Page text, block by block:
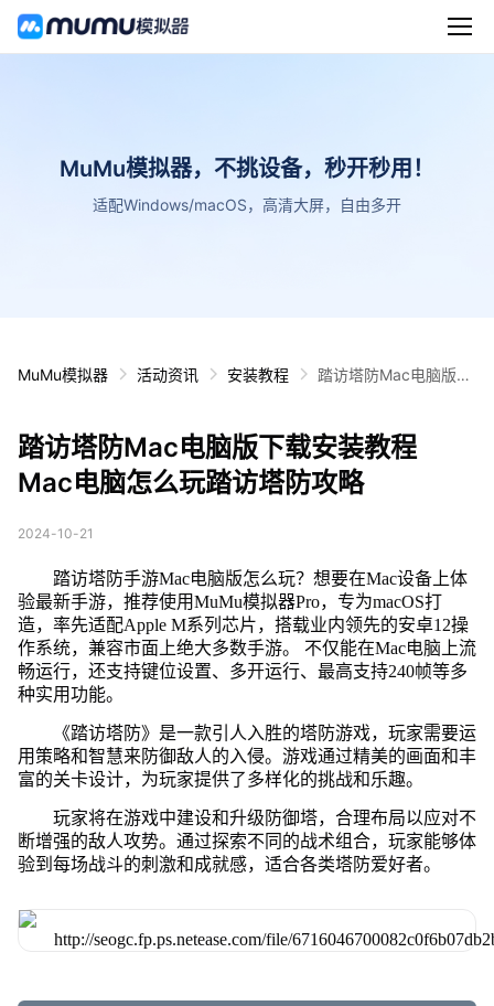
MuMu模拟器，不挑设备，秒开秒用！
适配Windows/macOS，高清大屏，自由多开
MuMu模拟器 活动资讯 安装教程
踏访塔防Mac电脑版下
踏访塔防Mac电脑版下载安装教程
Mac电脑怎么玩踏访塔防攻略
2024-10-21
踏访塔防手游Mac电脑版怎么玩？想要在Mac设备上体
验最新手游，推荐使用MuMu模拟器Pro，专为macOS打
造，率先适配Apple M系列芯片，搭载业内领先的安卓12操
作系统，兼容市面上绝大多数手游。 不仅能在Mac电脑上流
畅运行，还支持键位设置、多开运行、最高支持240帧等多
种实用功能。
《踏访塔防》是一款引人入胜的塔防游戏，玩家需要运
用策略和智慧来防御敌人的入侵。游戏通过精美的画面和丰
富的关卡设计，为玩家提供了多样化的挑战和乐趣。
玩家将在游戏中建设和升级防御塔，合理布局以应对不
断增强的敌人攻势。通过探索不同的战术组合，玩家能够体
验到每场战斗的刺激和成就感，适合各类塔防爱好者。